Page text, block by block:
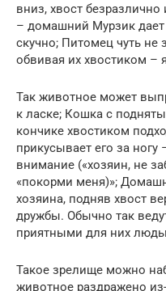
вниз, хвост
– домашний Мурзик дает
скучно; Питомец чуть не
обвивая их хвостиком –
Так животное может
к ласке; Кошка с
кончике хвостиком
прикусывает его за ногу
внимание («хозяин, не
«покорми меня)»;
хозяина, подняв хвост
дружбы. Обычно так
приятными для них
Такое зрелище можно
животное раздражено